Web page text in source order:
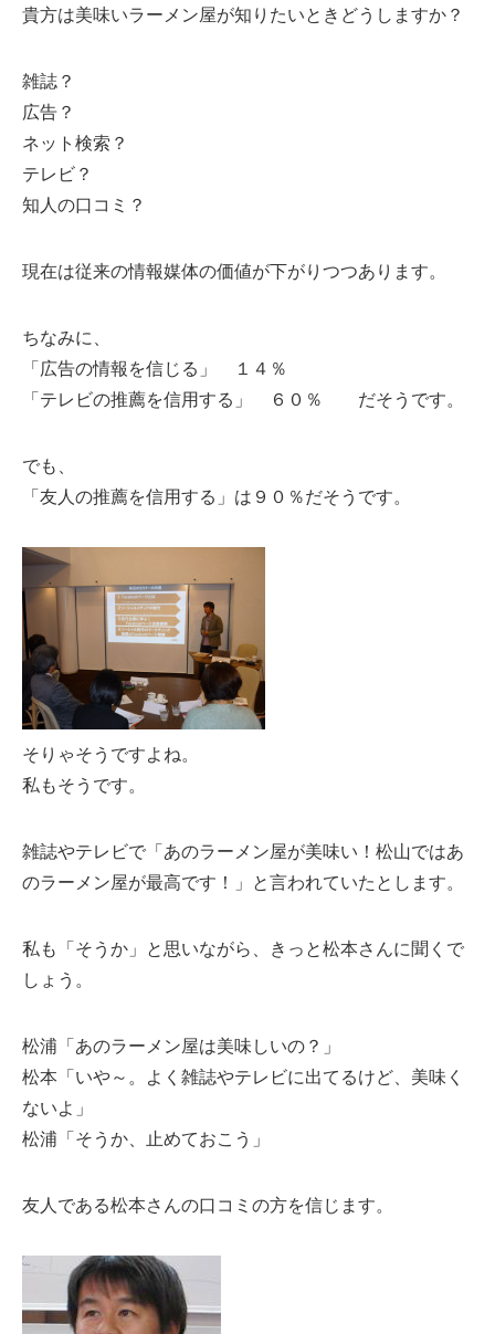
貴方は美味いラーメン屋が知りたいときどうしますか？
雑誌？
広告？
ネット検索？
テレビ？
知人の口コミ？
現在は従来の情報媒体の価値が下がりつつあります。
ちなみに、
「広告の情報を信じる」 １４％
「テレビの推薦を信用する」 ６０％ だそうです。
でも、
「友人の推薦を信用する」は９０％だそうです。
そりゃそうですよね。
私もそうです。
雑誌やテレビで「あのラーメン屋が美味い！松山ではあ
のラーメン屋が最高です！」と言われていたとします。
私も「そうか」と思いながら、きっと松本さんに聞くで
しょう。
松浦「あのラーメン屋は美味しいの？」
松本「いや～。よく雑誌やテレビに出てるけど、美味く
ないよ」
松浦「そうか、止めておこう」
友人である松本さんの口コミの方を信じます。